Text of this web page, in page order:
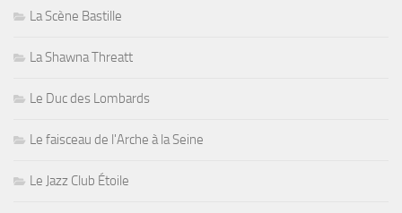
La Scène Bastille
La Shawna Threatt
Le Duc des Lombards
Le faisceau de l'Arche à la Seine
Le Jazz Club Étoile